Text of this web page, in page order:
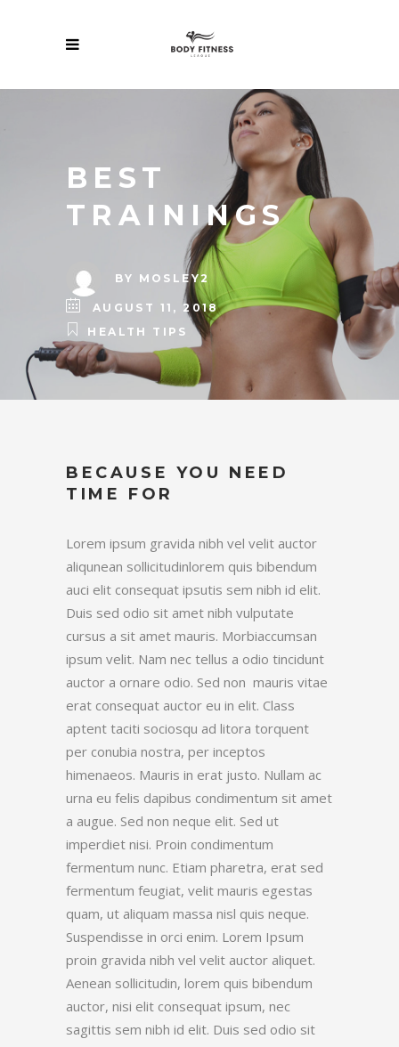
BEST
TRAININGS
BY MOSLEY2
AUGUST 11, 2018
HEALTH TIPS
BECAUSE YOU NEED
TIME FOR
Lorem ipsum gravida nibh vel velit auctor
aliqunean sollicitudinlorem quis bibendum
auci elit consequat ipsutis sem nibh id elit.
Duis sed odio sit amet nibh vulputate
cursus a sit amet mauris. Morbiaccumsan
ipsum velit. Nam nec tellus a odio tincidunt
auctor a ornare odio. Sed non mauris vitae
erat consequat auctor eu in elit. Class
aptent taciti sociosqu ad litora torquent
per conubia nostra, per inceptos
himenaeos. Mauris in erat justo. Nullam ac
urna eu felis dapibus condimentum sit amet
a augue. Sed non neque elit. Sed ut
imperdiet nisi. Proin condimentum
fermentum nunc. Etiam pharetra, erat sed
fermentum feugiat, velit mauris egestas
quam, ut aliquam massa nisl quis neque.
Suspendisse in orci enim. Lorem Ipsum
proin gravida nibh vel velit auctor aliquet.
Aenean sollicitudin, lorem quis bibendum
auctor, nisi elit consequat ipsum, nec
sagittis sem nibh id elit. Duis sed odio sit